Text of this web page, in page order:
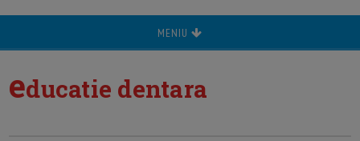
MENIU
educatie dentara